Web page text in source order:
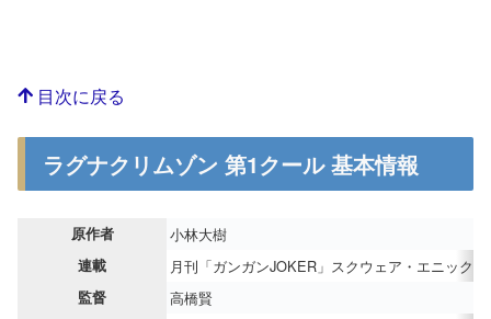
目次に戻る
ラグナクリムゾン 第1クール 基本情報
原作者 小林大樹
連載 月刊「ガンガンJOKER」スクウェア・エニック
監督 高橋賢